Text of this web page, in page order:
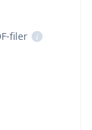
filer
i